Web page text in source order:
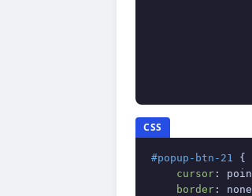
CSS
#popup-btn-21 {
cursor :
border :